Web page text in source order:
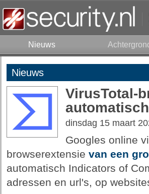
Nieuws
Nieuws
VirusTotal-
dinsdag 15 maart
Googles online
browserextensie van een
automatisch Indicators of
adressen en url's, op